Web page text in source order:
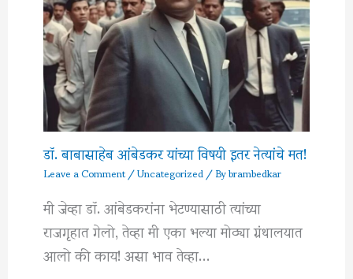
डॉ. बाबासाहेब आंबेडकर यांच्या विषयी इतर नेत्यांचे मत!
Leave a Comment/Uncategorized/ Bybrambedkar
मी जेव्हा डॉ. आंबेडकरांना भेटण्यासाठी त्यांच्या
राजगृहात गेलो, तेव्हा मी एका भल्या मोठ्या ग्रंथालयात
आलो की काय! असा भाव तेव्हा…